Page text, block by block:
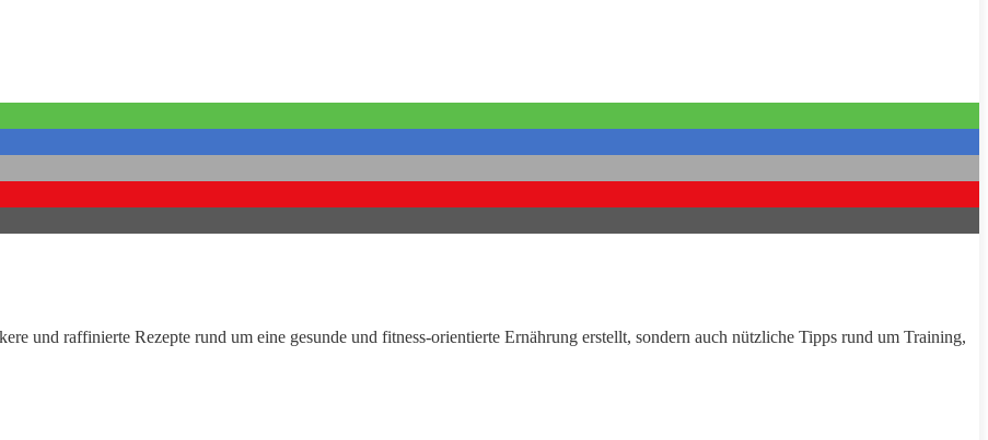
und raffinierte Rezepte rund um eine gesunde und fitness-orientierte Ernährung erstellt, sondern auch nützliche Tipps rund um Training,